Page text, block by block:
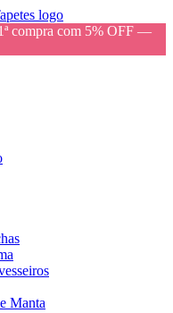
compra com 5% OFF —
Manta